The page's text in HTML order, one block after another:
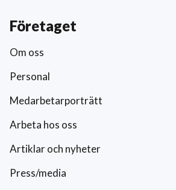
Företaget
Om oss
Personal
Medarbetarporträtt
Arbeta hos oss
Artiklar och nyheter
Press/media